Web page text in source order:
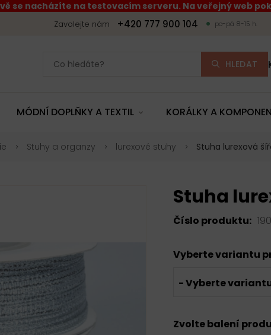
se nacházíte na testovacím serveru. Na veřejný web
Zavolejte nám +420 777 900 104 po-pá 8-15 h.
HLEDAT
MÓDNÍ DOPLŇKY A TEXTIL KORÁLKY A
Stuhy a organzy lurexové stuhy Stuha lurexová
Stuha
Číslo produktu:
Vyberte variantu
- Vyberte
Zvolte balení